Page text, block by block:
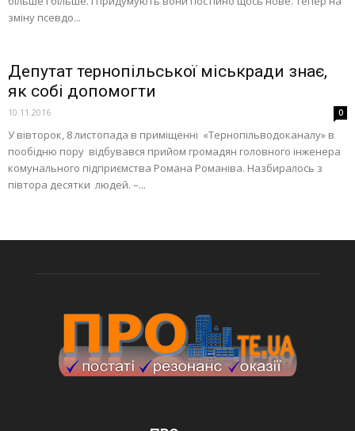
зміну псевдо...
Депутат тернопільської міськради знає,
як собі допомогти
10.11.2016 0
У вівторок, 8 листопада в приміщенні «Тернопільводоканалу» в
пообідню пору відбувався прийом громадян головного інженера
комунального підприємства Романа Романіва. Назбиралось з
півтора десятки людей. –...